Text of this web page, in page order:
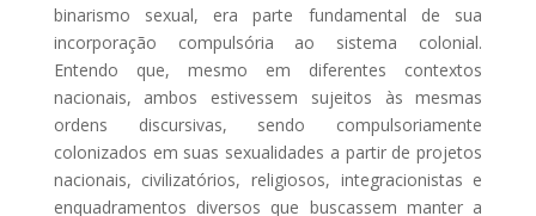
binarismo sexual, era parte fundamental de sua
incorporação compulsória ao sistema colonial.
Entendo que, mesmo em diferentes contextos
nacionais, ambos estivessem sujeitos às mesmas
ordens discursivas, sendo compulsoriamente
colonizados em suas sexualidades a partir de projetos
nacionais, civilizatórios, religiosos, integracionistas e
enquadramentos diversos que buscassem manter a